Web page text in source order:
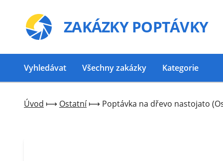
ZAKÁZKY POPTÁVKY
Vyhledávat Všechny zakázky Kategorie
Úvod ⟼ Ostatní⟼ Poptávka na dřevo nastojato